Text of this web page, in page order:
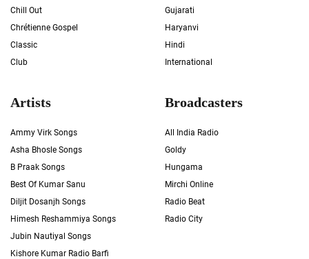
Chill Out
Chrétienne Gospel
Classic
Club
Gujarati
Haryanvi
Hindi
International
Artists
Ammy Virk Songs
Asha Bhosle Songs
B Praak Songs
Best Of Kumar Sanu
Diljit Dosanjh Songs
Himesh Reshammiya Songs
Jubin Nautiyal Songs
Kishore Kumar Radio Barfi
Broadcasters
All India Radio
Goldy
Hungama
Mirchi Online
Radio Beat
Radio City